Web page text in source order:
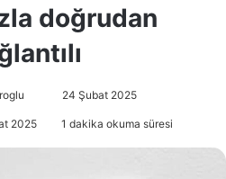
doğrudan
24 Şubat 2025
2025 1 dakika okuma süresi